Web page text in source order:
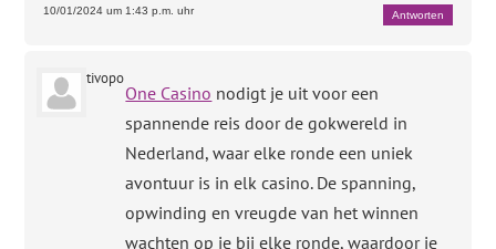
10/01/2024 um 1:43 p.m. uhr Antworten
tivopo
One Casino nodigt je uit voor een
spannende reis door de gokwereld in
Nederland, waar elke ronde een uniek
avontuur is in elk casino. De spanning,
opwinding en vreugde van het winnen
wachten op je bij elke ronde, waardoor je